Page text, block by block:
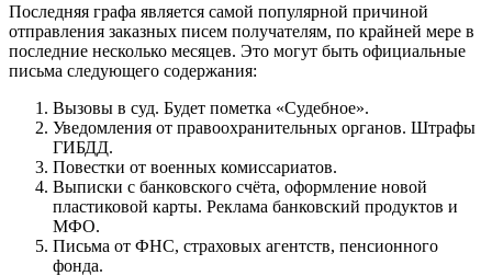
Последняя графа является самой популярной причиной
отправления заказных писем получателям, по крайней мере в
последние несколько месяцев. Это могут быть официальные
письма следующего содержания:
Вызовы в суд. Будет пометка «Судебное».
Уведомления от правоохранительных органов. Штрафы
ГИБДД.
Повестки от военных комиссариатов.
Выписки с банковского счёта, оформление новой
пластиковой карты. Реклама банковский продуктов и
МФО.
Письма от ФНС, страховых агентств, пенсионного
фонда.